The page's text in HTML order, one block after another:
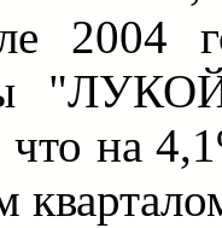
2004
что на